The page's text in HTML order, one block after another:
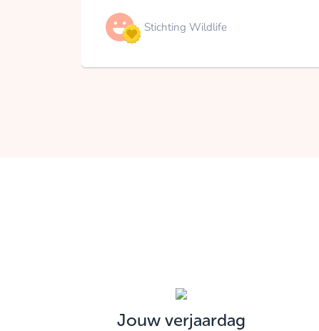
Stichting Wildlife
Jouw verjaardag